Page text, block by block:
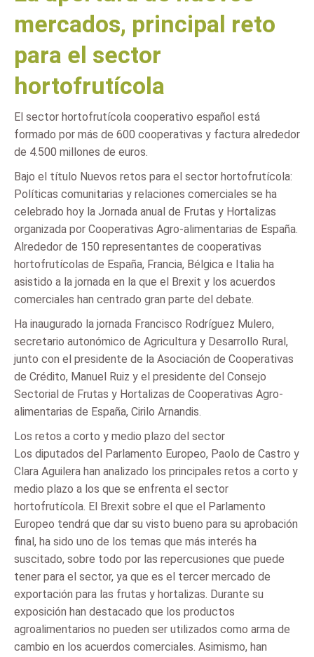
mercados, principal reto
para el sector
hortofrutícola
El sector hortofrutícola cooperativo español está
formado por más de 600 cooperativas y factura alrededor
de 4.500 millones de euros.
Bajo el título Nuevos retos para el sector hortofrutícola:
Políticas comunitarias y relaciones comerciales se ha
celebrado hoy la Jornada anual de Frutas y Hortalizas
organizada por Cooperativas Agro-alimentarias de España.
Alrededor de 150 representantes de cooperativas
hortofrutícolas de España, Francia, Bélgica e Italia ha
asistido a la jornada en la que el Brexit y los acuerdos
comerciales han centrado gran parte del debate.
Ha inaugurado la jornada Francisco Rodríguez Mulero,
secretario autonómico de Agricultura y Desarrollo Rural,
junto con el presidente de la Asociación de Cooperativas
de Crédito, Manuel Ruiz y el presidente del Consejo
Sectorial de Frutas y Hortalizas de Cooperativas Agro-
alimentarias de España, Cirilo Arnandis.
Los retos a corto y medio plazo del sector
Los diputados del Parlamento Europeo, Paolo de Castro y
Clara Aguilera han analizado los principales retos a corto y
medio plazo a los que se enfrenta el sector
hortofrutícola. El Brexit sobre el que el Parlamento
Europeo tendrá que dar su visto bueno para su aprobación
final, ha sido uno de los temas que más interés ha
suscitado, sobre todo por las repercusiones que puede
tener para el sector, ya que es el tercer mercado de
exportación para las frutas y hortalizas. Durante su
exposición han destacado que los productos
agroalimentarios no pueden ser utilizados como arma de
cambio en los acuerdos comerciales. Asimismo, han